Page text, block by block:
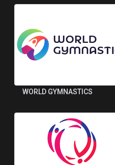
WORLD GYMNASTICS